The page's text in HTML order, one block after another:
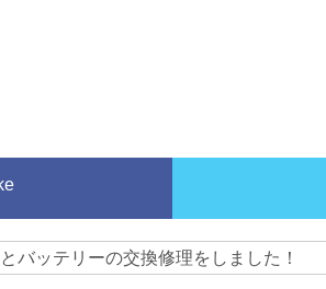
バッテリーの交換修理をしました！